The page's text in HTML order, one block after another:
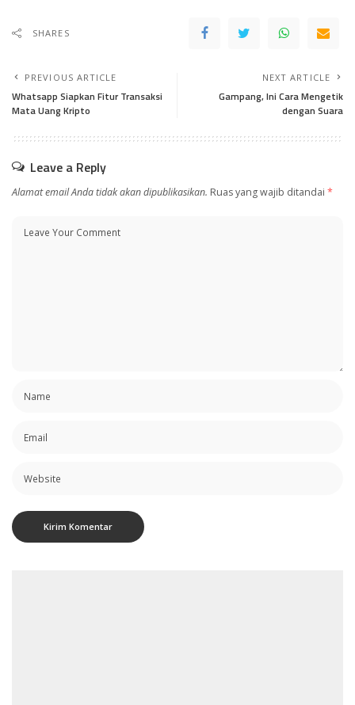
SHARES
PREVIOUS ARTICLE
Whatsapp Siapkan Fitur Transaksi
Mata Uang Kripto
NEXT ARTICLE
Gampang, Ini Cara Mengetik
dengan Suara
Leave a Reply
Alamat email Anda tidak akan dipublikasikan. Ruas yang wajib ditandai *